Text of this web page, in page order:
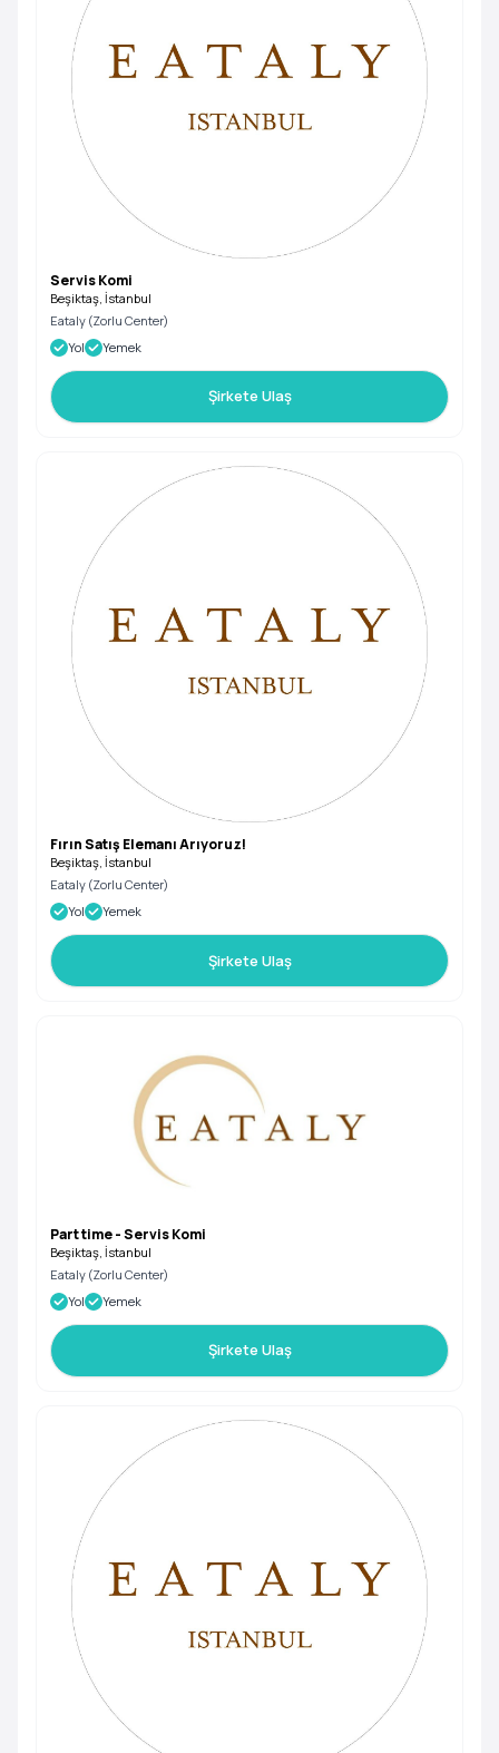
Servis Komi
Beşiktaş, İstanbul
Eataly (Zorlu Center)
Yol
Yemek
Şirkete Ulaş
Fırın Satış Elemanı Arıyoruz!
Beşiktaş, İstanbul
Eataly (Zorlu Center)
Yol
Yemek
Şirkete Ulaş
Part time - Servis Komi
Beşiktaş, İstanbul
Eataly (Zorlu Center)
Yol
Yemek
Şirkete Ulaş